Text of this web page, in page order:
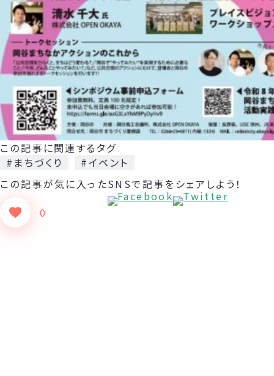
この記事に関連するタグ
#まちづくり
#イベント
この記事が気に入った
0
SNSで記事をシェアしよう！